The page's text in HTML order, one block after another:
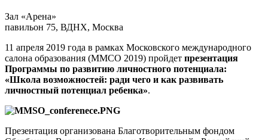
Зал «Арена»
павильон 75, ВДНХ, Москва
11 апреля 2019 года в рамках Московского международного
салона образования (ММСО 2019) пройдет презентация
Программы по развитию личностного потенциала:
«Школа возможностей: ради чего и как развивать
личностный потенциал ребенка».
Презентация организована Благотворительным фондом